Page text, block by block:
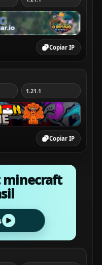
Copiar IP
Copiar IP
1.21.1
minecraft